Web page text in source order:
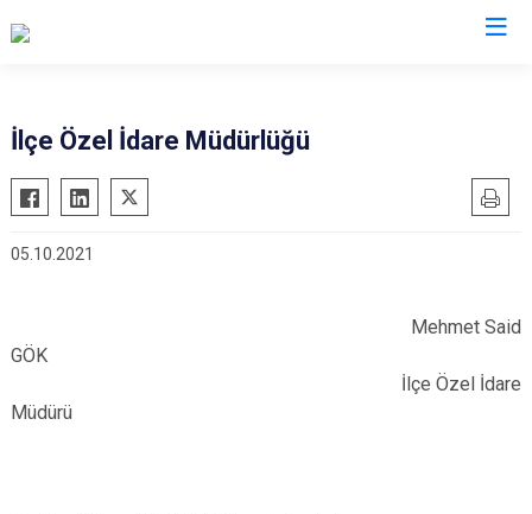
Adilcevaz
Ahlat
Güroymak
İlçe Özel İdare Müdürlüğü
05.10.2021
Mehmet Said
GÖK
İlçe Özel İdare
Müdürü